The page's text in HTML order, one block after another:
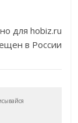
для hobiz.ru
в России